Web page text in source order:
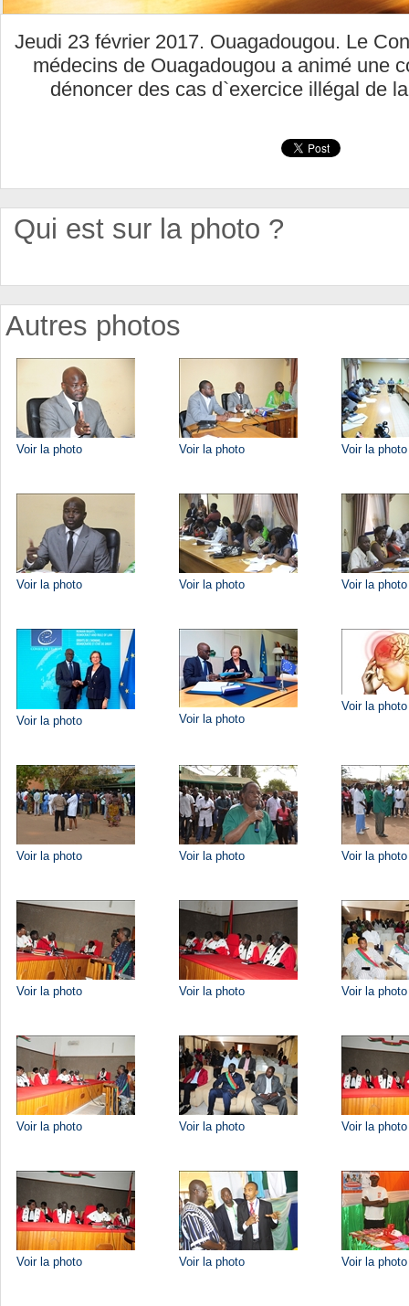
Jeudi 23 février 2017. Ouagadougou. Le
médecins de Ouagadougou a animé une
dénoncer des cas d`exercice illégal de
Qui est sur la photo ?
Autres photos
Voir la photo Voir la photo Voir la photo
Voir la photo Voir la photo Voir la photo
Voir la photo Voir la photo
Voir la photo
Voir la photo Voir la photo Voir la photo
Voir la photo Voir la photo Voir la photo
Voir la photo Voir la photo Voir la photo
Voir la photo Voir la photo Voir la photo